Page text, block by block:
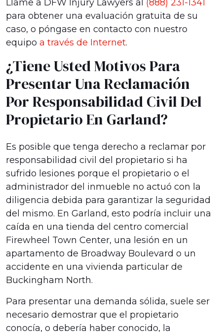
Llame a DFW Injury Lawyers al (888) 231-1341
para obtener una evaluación gratuita de su
caso, o póngase en contacto con nuestro
equipo a través de Internet.
¿Tiene Usted Motivos Para
Presentar Una Reclamación
Por Responsabilidad Civil Del
Propietario En Garland?
Es posible que tenga derecho a reclamar por
responsabilidad civil del propietario si ha
sufrido lesiones porque el propietario o el
administrador del inmueble no actuó con la
diligencia debida para garantizar la seguridad
del mismo. En Garland, esto podría incluir una
caída en una tienda del centro comercial
Firewheel Town Center, una lesión en un
apartamento de Broadway Boulevard o un
accidente en una vivienda particular de
Buckingham North.
Para presentar una demanda sólida, suele ser
necesario demostrar que el propietario
conocía, o debería haber conocido, la